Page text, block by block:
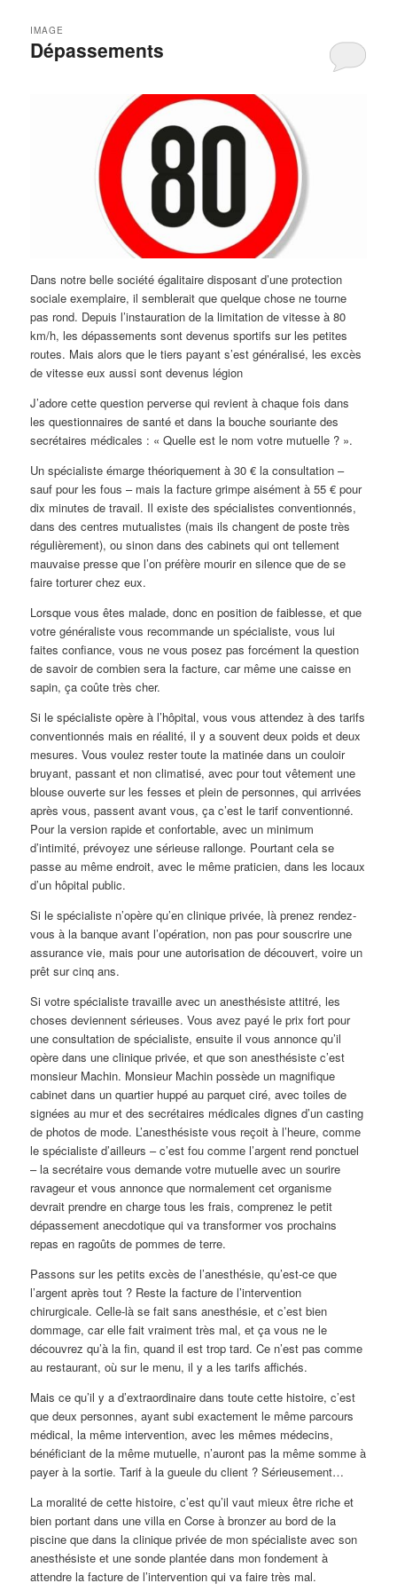
Dépassements
IMAGE
Dans notre belle société égalitaire disposant d’une protection
sociale exemplaire, il semblerait que quelque chose ne tourne
pas rond. Depuis l’instauration de la limitation de vitesse à 80
km/h, les dépassements sont devenus sportifs sur les petites
routes. Mais alors que le tiers payant s’est généralisé, les excès
de vitesse eux aussi sont devenus légion
J’adore cette question perverse qui revient à chaque fois dans
les questionnaires de santé et dans la bouche souriante des
secrétaires médicales : « Quelle est le nom votre mutuelle ? ».
Un spécialiste émarge théoriquement à 30 € la consultation –
sauf pour les fous – mais la facture grimpe aisément à 55 € pour
dix minutes de travail. Il existe des spécialistes conventionnés,
dans des centres mutualistes (mais ils changent de poste très
régulièrement), ou sinon dans des cabinets qui ont tellement
mauvaise presse que l’on préfère mourir en silence que de se
faire torturer chez eux.
Lorsque vous êtes malade, donc en position de faiblesse, et que
votre généraliste vous recommande un spécialiste, vous lui
faites confiance, vous ne vous posez pas forcément la question
de savoir de combien sera la facture, car même une caisse en
sapin, ça coûte très cher.
Si le spécialiste opère à l’hôpital, vous vous attendez à des tarifs
conventionnés mais en réalité, il y a souvent deux poids et deux
mesures. Vous voulez rester toute la matinée dans un couloir
bruyant, passant et non climatisé, avec pour tout vêtement une
blouse ouverte sur les fesses et plein de personnes, qui arrivées
après vous, passent avant vous, ça c’est le tarif conventionné.
Pour la version rapide et confortable, avec un minimum
d’intimité, prévoyez une sérieuse rallonge. Pourtant cela se
passe au même endroit, avec le même praticien, dans les locaux
d’un hôpital public.
Si le spécialiste n’opère qu’en clinique privée, là prenez rendez-
vous à la banque avant l’opération, non pas pour souscrire une
assurance vie, mais pour une autorisation de découvert, voire un
prêt sur cinq ans.
Si votre spécialiste travaille avec un anesthésiste attitré, les
choses deviennent sérieuses. Vous avez payé le prix fort pour
une consultation de spécialiste, ensuite il vous annonce qu’il
opère dans une clinique privée, et que son anesthésiste c’est
monsieur Machin. Monsieur Machin possède un magnifique
cabinet dans un quartier huppé au parquet ciré, avec toiles de
signées au mur et des secrétaires médicales dignes d’un casting
de photos de mode. L’anesthésiste vous reçoit à l’heure, comme
le spécialiste d’ailleurs – c’est fou comme l’argent rend ponctuel
– la secrétaire vous demande votre mutuelle avec un sourire
ravageur et vous annonce que normalement cet organisme
devrait prendre en charge tous les frais, comprenez le petit
dépassement anecdotique qui va transformer vos prochains
repas en ragoûts de pommes de terre.
Passons sur les petits excès de l’anesthésie, qu’est-ce que
l’argent après tout ? Reste la facture de l’intervention
chirurgicale. Celle-là se fait sans anesthésie, et c’est bien
dommage, car elle fait vraiment très mal, et ça vous ne le
découvrez qu’à la fin, quand il est trop tard. Ce n’est pas comme
au restaurant, où sur le menu, il y a les tarifs affichés.
Mais ce qu’il y a d’extraordinaire dans toute cette histoire, c’est
que deux personnes, ayant subi exactement le même parcours
médical, la même intervention, avec les mêmes médecins,
bénéficiant de la même mutuelle, n’auront pas la même somme à
payer à la sortie. Tarif à la gueule du client ? Sérieusement…
La moralité de cette histoire, c’est qu’il vaut mieux être riche et
bien portant dans une villa en Corse à bronzer au bord de la
piscine que dans la clinique privée de mon spécialiste avec son
anesthésiste et une sonde plantée dans mon fondement à
attendre la facture de l’intervention qui va faire très mal.